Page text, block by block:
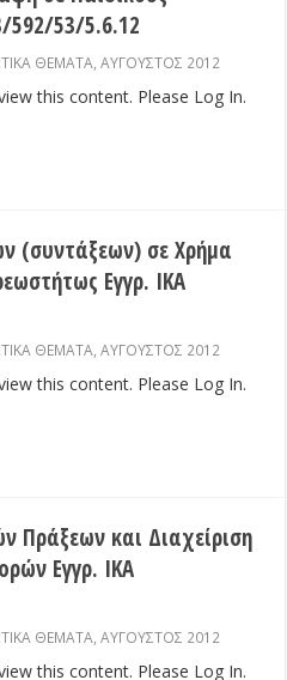
592/53/5.6.12
ΘΕΜΑΤΑ,ΑΥΓΟΥΣΤΟΣ 2012
this content. Please Log In.
(συντάξεων) σε Χρήμα
Εγγρ. ΙΚΑ
ΘΕΜΑΤΑ,ΑΥΓΟΥΣΤΟΣ 2012
this content. Please Log In.
Πράξεων και Διαχείριση
Εγγρ. ΙΚΑ
ΘΕΜΑΤΑ,ΑΥΓΟΥΣΤΟΣ 2012
this content. Please Log In.